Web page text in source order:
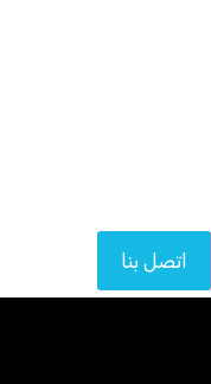
اتصل بنا